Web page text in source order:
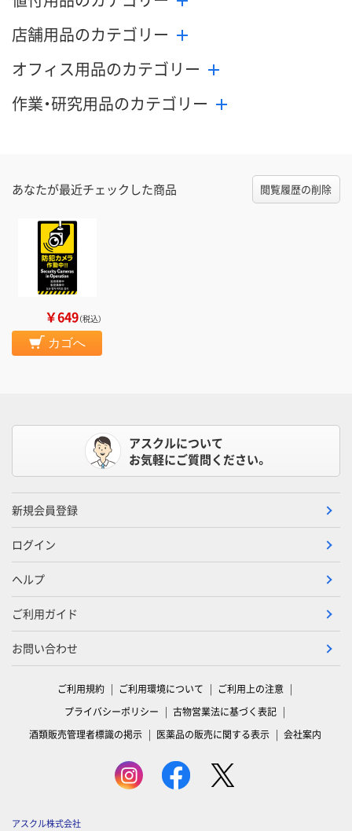
店舗用品のカテゴリー
オフィス用品のカテゴリー
作業・研究用品のカテゴリー
あなたが最近チェックした商品 閲覧履歴の削除
￥649（税込）
カゴへ
アスクルについて
お気軽にご質問ください。
新規会員登録
ログイン
ヘルプ
ご利用ガイド
お問い合わせ
ご利用規約 ご利用環境について
ご利用上の注意
プライバシーポリシー
古物営業法に基づく表記
酒類販売管理者標識の掲示
医薬品の販売に関する表示 会社案内
アスクル株式会社